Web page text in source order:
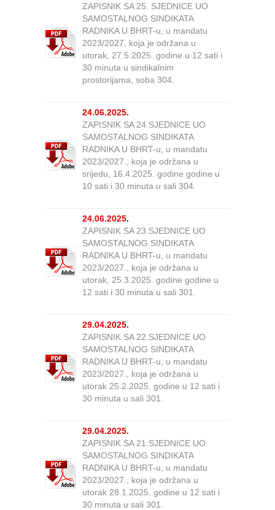
ZAPISNIK SA 25. SJEDNICE UO
SAMOSTALNOG SINDIKATA
RADNIKA U BHRT-u, u mandatu
2023/2027, koja je održana u
utorak, 27.5.2025. godine u 12 sati i
30 minuta u sindikalnim
prostorijama, soba 304.
24.06.2025.
ZAPISNIK SA 24.SJEDNICE UO
SAMOSTALNOG SINDIKATA
RADNIKA U BHRT-u, u mandatu
2023/2027., koja je održana u
srijedu, 16.4.2025. godine godine u
10 sati i 30 minuta u sali 304.
24.06.2025.
ZAPISNIK SA 23.SJEDNICE UO
SAMOSTALNOG SINDIKATA
RADNIKA U BHRT-u, u mandatu
2023/2027., koja je održana u
utorak, 25.3.2025. godine godine u
12 sati i 30 minuta u sali 301.
29.04.2025.
ZAPISNIK SA 22.SJEDNICE UO
SAMOSTALNOG SINDIKATA
RADNIKA U BHRT-u, u mandatu
2023/2027., koja je održana u
utorak 25.2.2025. godine u 12 sati i
30 minuta u sali 301.
29.04.2025.
ZAPISNIK SA 21.SJEDNICE UO
SAMOSTALNOG SINDIKATA
RADNIKA U BHRT-u, u mandatu
2023/2027., koja je održana u
utorak 28.1.2025. godine u 12 sati i
30 minuta u sali 301.